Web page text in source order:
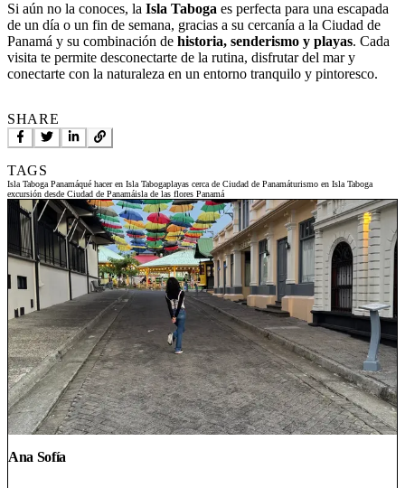
Si aún no la conoces, la Isla Taboga es perfecta para una escapada
de un día o un fin de semana, gracias a su cercanía a la Ciudad de
Panamá y su combinación de historia, senderismo y playas. Cada
visita te permite desconectarte de la rutina, disfrutar del mar y
conectarte con la naturaleza en un entorno tranquilo y pintoresco.
SHARE
TAGS
Isla Taboga Panamáqué hacer en Isla Tabogaplayas cerca de Ciudad de Panamáturismo en Isla Taboga
excursión desde Ciudad de Panamáisla de las flores Panamá
Ana Sofía